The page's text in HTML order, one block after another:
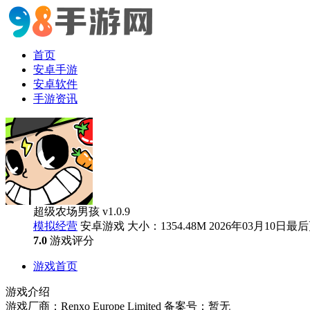
首页
安卓手游
安卓软件
手游资讯
超级农场男孩 v1.0.9
模拟经营 安卓游戏 大小：1354.48M 2026年03月10日最
7.0 游戏评分
游戏首页
游戏介绍
游戏厂商：Renxo Europe Limited 备案号：暂无